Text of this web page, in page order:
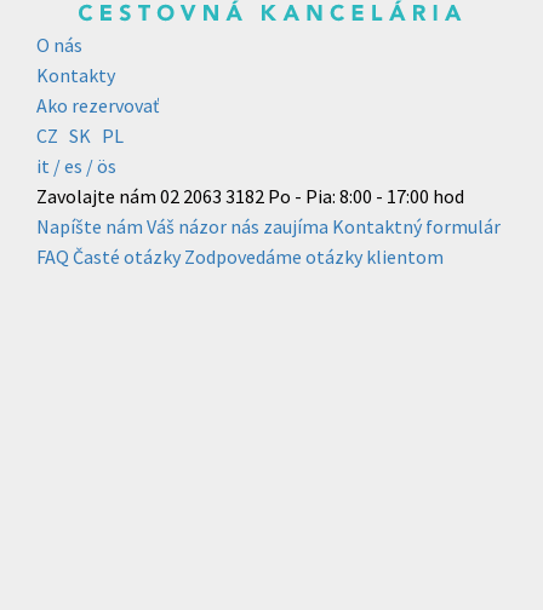
O nás
Kontakty
Ako rezervovať
CZ SK PL
it /es / ös
Zavolajte nám 02 2063 3182 Po - Pia: 8:00 - 17:00 hod
Napíšte nám Váš názor nás zaujíma Kontaktný formulár
FAQ Časté otázky Zodpovedáme otázky klientom